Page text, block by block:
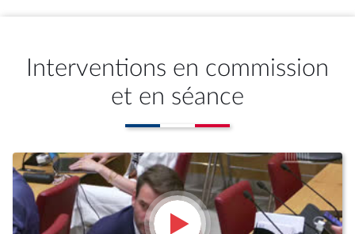
Interventions en commission
et en séance